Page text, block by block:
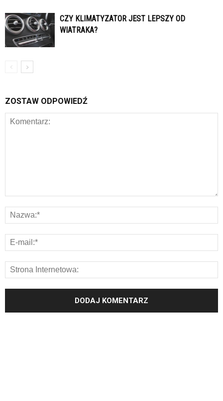
CZY KLIMATYZATOR JEST LEPSZY OD
WIATRAKA?
ZOSTAW ODPOWIEDŹ